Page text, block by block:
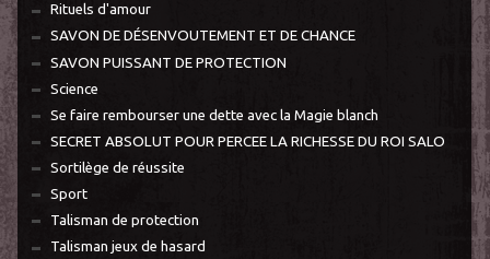
Rituels d'amour
SAVON DE DÉSENVOUTEMENT ET DE CHANCE
SAVON PUISSANT DE PROTECTION
Science
Se faire rembourser une dette avec la Magie blanch
SECRET ABSOLUT POUR PERCEE LA RICHESSE DU ROI SALO
Sortilège de réussite
Sport
Talisman de protection
Talisman jeux de hasard